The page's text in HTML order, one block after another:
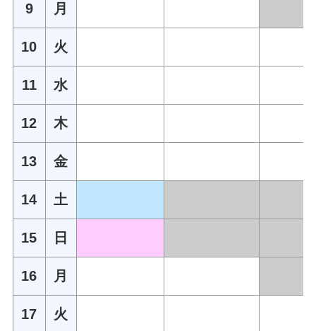
9 月
10 火
11 水
12 木
13 金
14 土
15 日
16 月
17 火